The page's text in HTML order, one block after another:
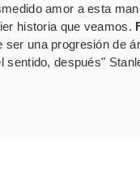
amor a esta
historia que veamos.
una progresión de
sentido, después"